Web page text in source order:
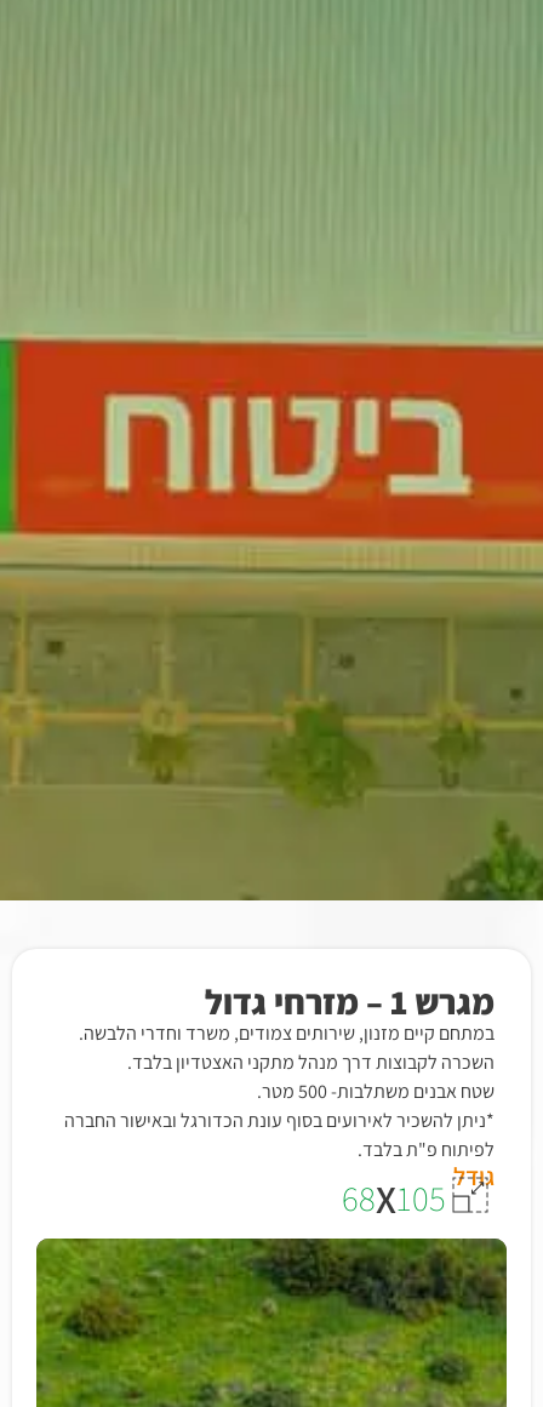
מגרש 1 – מזרחי גדול
במתחם קיים מזנון, שירותים צמודים, משרד וחדרי הלבשה.
השכרה לקבוצות דרך מנהל מתקני האצטדיון בלבד.
שטח אבנים משתלבות- 500 מטר.
*ניתן להשכיר לאירועים בסוף עונת הכדורגל ובאישור החברה
לפיתוח פ"ת בלבד.
גודל 105
X
68